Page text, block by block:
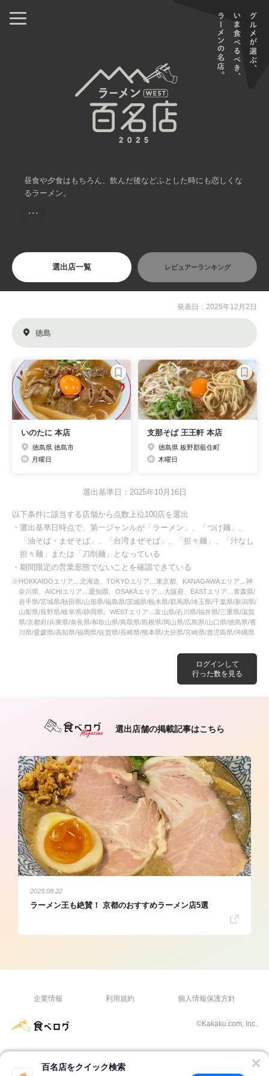
昼食や夕食はもちろん、飲んだ後などふとした時にも恋しくな
るラーメン。
・・・
選出店一覧 レビュアーランキング
百名店をクイック検索
ログインして
行った数を見る
発表日：2025年12月2日
徳島
いのたに 本店
徳島県 徳島市
月曜日
支那そば 王王軒 本店
徳島県 板野郡藍住町
木曜日
選出基準日：2025年10月16日
以下条件に該当する店舗から点数上位100店を選出
・選出基準日時点で、第一ジャンルが「ラーメン」、「つけ麺」、
「油そば・まぜそば」、「台湾まぜそば」、「担々麺」、「汁なし
担々麺」または「刀削麺」となっている
・期間限定の営業形態でないことを確認できている
※HOKKAIDOエリア…北海道、TOKYOエリア…東京都、KANAGAWAエリア…神
奈川県、AICHIエリア…愛知県、OSAKAエリア…大阪府、EASTエリア…青森県/
岩手県/宮城県/秋田県/山形県/福島県/茨城県/栃木県/群馬県/埼玉県/千葉県/新潟県/
山梨県/長野県/岐阜県/静岡県、WESTエリア…富山県/石川県/福井県/三重県/滋賀
県/京都府/兵庫県/奈良県/和歌山県/鳥取県/島根県/岡山県/広島県/山口県/徳島県/香
川県/愛媛県/高知県/福岡県/佐賀県/長崎県/熊本県/大分県/宮崎県/鹿児島県/沖縄県
選出店舗の掲載記事はこちら
2023.08.22
ラーメン王も絶賛！ 京都のおすすめラーメン店5選
企業情報 利用規約 個人情報保護方針
©Kakaku.com, Inc.